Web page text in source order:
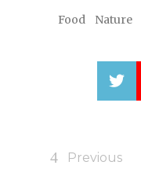
Food Nature
Previous